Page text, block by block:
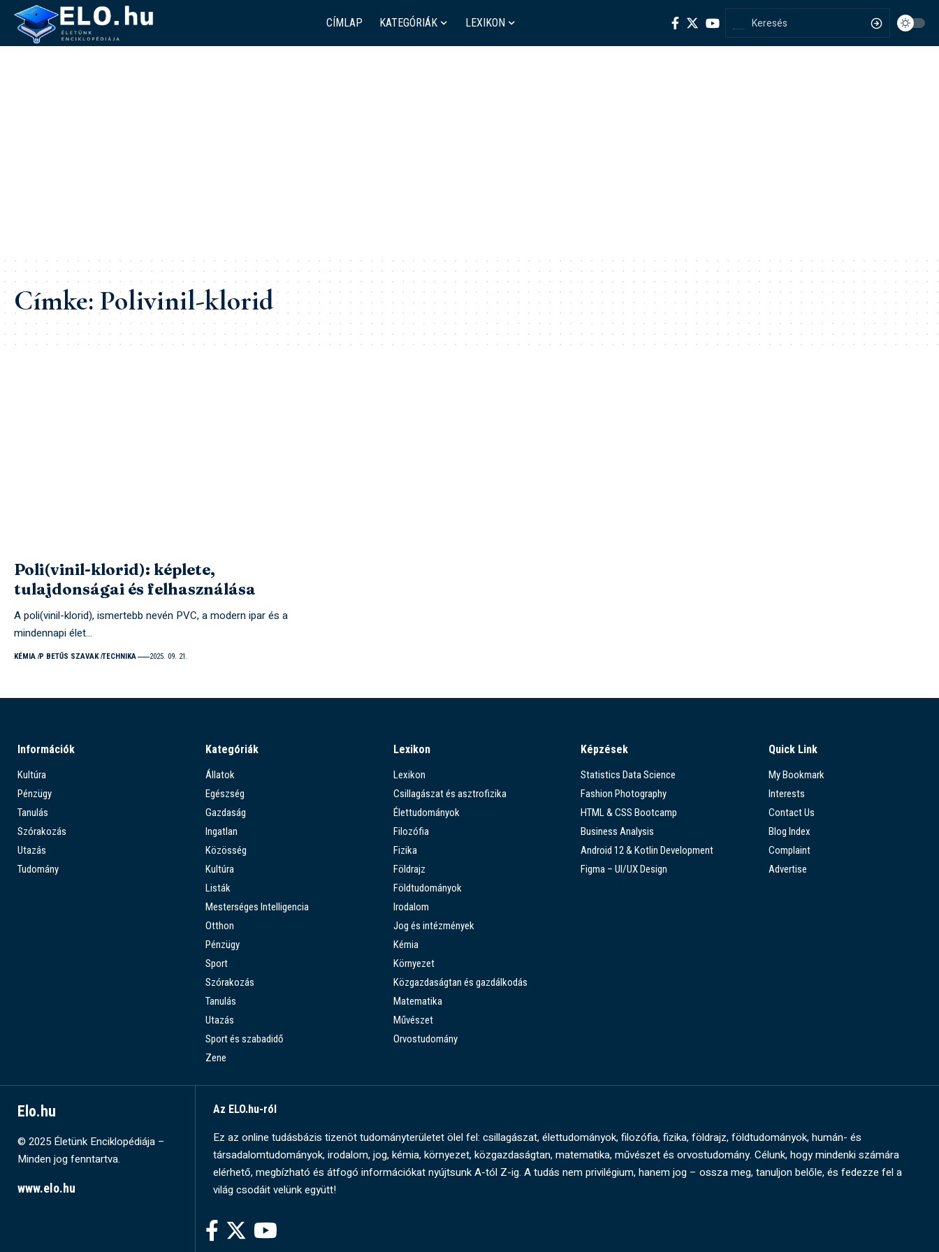
CÍMLAP KATEGÓRIÁK LEXIKON
Címke:Polivinil-klorid
Poli(vinil-klorid): képlete,
tulajdonságai és felhasználása
A poli(vinil-klorid), ismertebb nevén PVC, a modern ipar és a
mindennapi élet…
KÉMIA P BETŰS SZAVAK TECHNIKA 2025. 09. 21.
Információk
Kultúra
Pénzügy
Tanulás
Szórakozás
Utazás
Tudomány
Kategóriák
Állatok
Egészség
Gazdaság
Ingatlan
Közösség
Kultúra
Listák
Mesterséges Intelligencia
Otthon
Pénzügy
Sport
Szórakozás
Tanulás
Utazás
Sport és szabadidő
Zene
Lexikon
Lexikon
Csillagászat és asztrofizika
Élettudományok
Filozófia
Fizika
Földrajz
Földtudományok
Irodalom
Jog és intézmények
Kémia
Környezet
Közgazdaságtan és gazdálkodás
Matematika
Művészet
Orvostudomány
Képzések
Statistics Data Science
Fashion Photography
HTML & CSS Bootcamp
Business Analysis
Android 12 & Kotlin Development
Figma – UI/UX Design
Quick Link
My Bookmark
Interests
Contact Us
Blog Index
Complaint
Advertise
Elo.hu
© 2025 Életünk Enciklopédiája –
Minden jog fenntartva.
www.elo.hu
Az ELO.hu-ról
Ez az online tudásbázis tizenöt tudományterületet ölel fel: csillagászat, élettudományok, filozófia, fizika, földrajz, földtudományok, humán- és
társadalomtudományok, irodalom, jog, kémia, környezet, közgazdaságtan, matematika, művészet és orvostudomány. Célunk, hogy mindenki számára
elérhető, megbízható és átfogó információkat nyújtsunk A-tól Z-ig. A tudás nem privilégium, hanem jog – ossza meg, tanuljon belőle, és fedezze fel a
világ csodáit velünk együtt!